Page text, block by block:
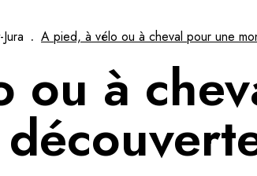
. A pied, à vélo ou à cheval pour une
ou à